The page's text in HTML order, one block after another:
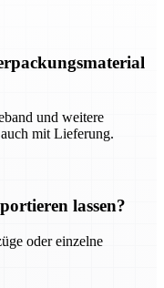
und weitere
mit Lieferung.
lassen?
oder einzelne